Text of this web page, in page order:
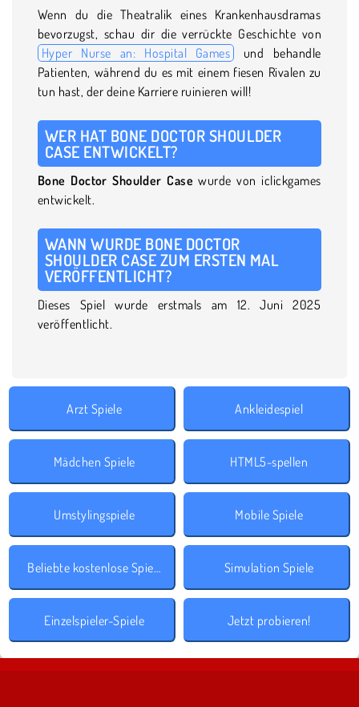
Wenn du die Theatralik eines Krankenhausdramas
bevorzugst, schau dir die verrückte Geschichte von
Hyper Nurse an: Hospital Games
und behandle
Patienten, während du es mit einem fiesen Rivalen zu
tun hast, der deine Karriere ruinieren will!
WER HAT BONE DOCTOR SHOULDER
CASE ENTWICKELT?
Bone Doctor Shoulder Case wurde von iclickgames
entwickelt.
WANN WURDE BONE DOCTOR
SHOULDER CASE ZUM ERSTEN MAL
VERÖFFENTLICHT?
Dieses Spiel wurde erstmals am 12. Juni 2025
veröffentlicht.
Arzt Spiele Ankleidespiel
Mädchen Spiele HTML5-spellen
Umstylingspiele Mobile Spiele
Beliebte kostenlose Spiele Simulation Spiele
Einzelspieler-Spiele Jetzt probieren!